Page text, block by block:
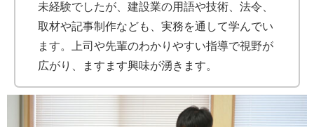
未経験でしたが、建設業の用語や技術、法令、
取材や記事制作なども、実務を通して学んでい
ます。上司や先輩のわかりやすい指導で視野が
広がり、ますます興味が湧きます。